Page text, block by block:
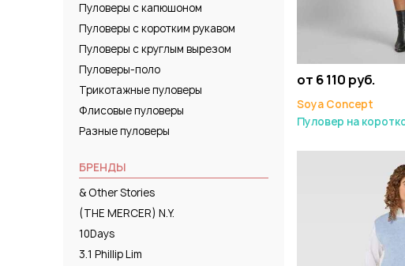
от 6 110 руб.
Soya Concept
Пуловер на
Пуловеры с капюшоном
Пуловеры с коротким рукавом
Пуловеры с круглым вырезом
Пуловеры-поло
Трикотажные пуловеры
Флисовые пуловеры
Разные пуловеры
БРЕНДЫ
& Other Stories
(THE MERCER) N.Y.
10Days
3.1 Phillip Lim